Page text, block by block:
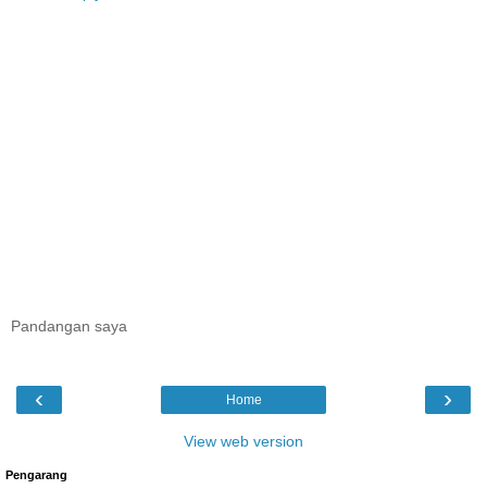
Pandangan saya
‹ ›
Home
View web version
Pengarang